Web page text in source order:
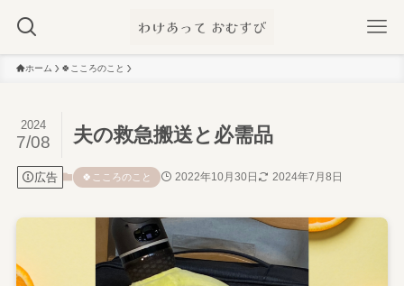
ホーム 🍀こころのこと
夫の救急搬送と必需品
2024
7/08
広告 🍀こころのこと 2022年10月30日 2024年7月8日